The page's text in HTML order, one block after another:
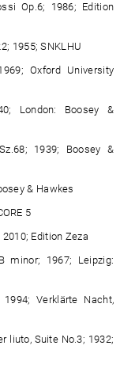
Op.6; 1986; Edition
1955; SNKLHU
Oxford University
London: Boosey &
1939; Boosey &
& Hawkes
5
Edition Zeza
minor; 1967; Leipzig:
Verklärte Nacht,
liuto, Suite No.3; 1932;